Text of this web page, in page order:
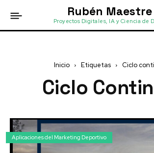
Rubén Maestre
Proyectos Digitales, IA y Ciencia de
Inicio Etiquetas Ciclo
Ciclo
Aplicaciones del Marketing Deportivo